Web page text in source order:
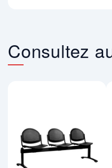
Consultez